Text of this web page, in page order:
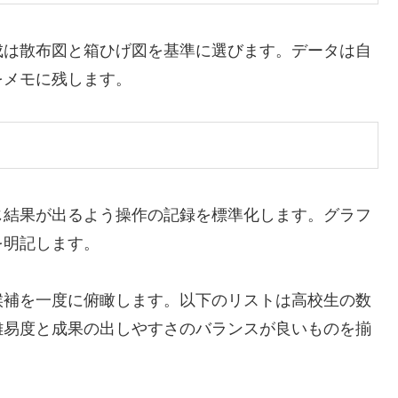
散布図と箱ひげ図を基準に選びます。データは自
モに残します。
果が出るよう操作の記録を標準化します。グラフ
記します。
を一度に俯瞰します。以下のリストは高校生の数
度と成果の出しやすさのバランスが良いものを揃